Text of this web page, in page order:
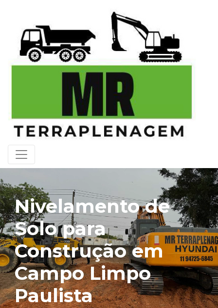
Nivelamento de
Solo para
Construção em
Campo Limpo
Paulista